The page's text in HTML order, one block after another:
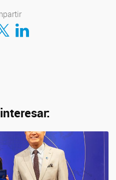
en Facebook
en Twitter
Compartir en LinkedIn